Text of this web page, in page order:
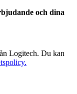
och dina
Logitech. Du kan